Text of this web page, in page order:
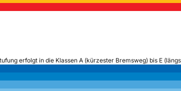
erfolgt in die Klassen A (kürzester Bremsweg) bis E